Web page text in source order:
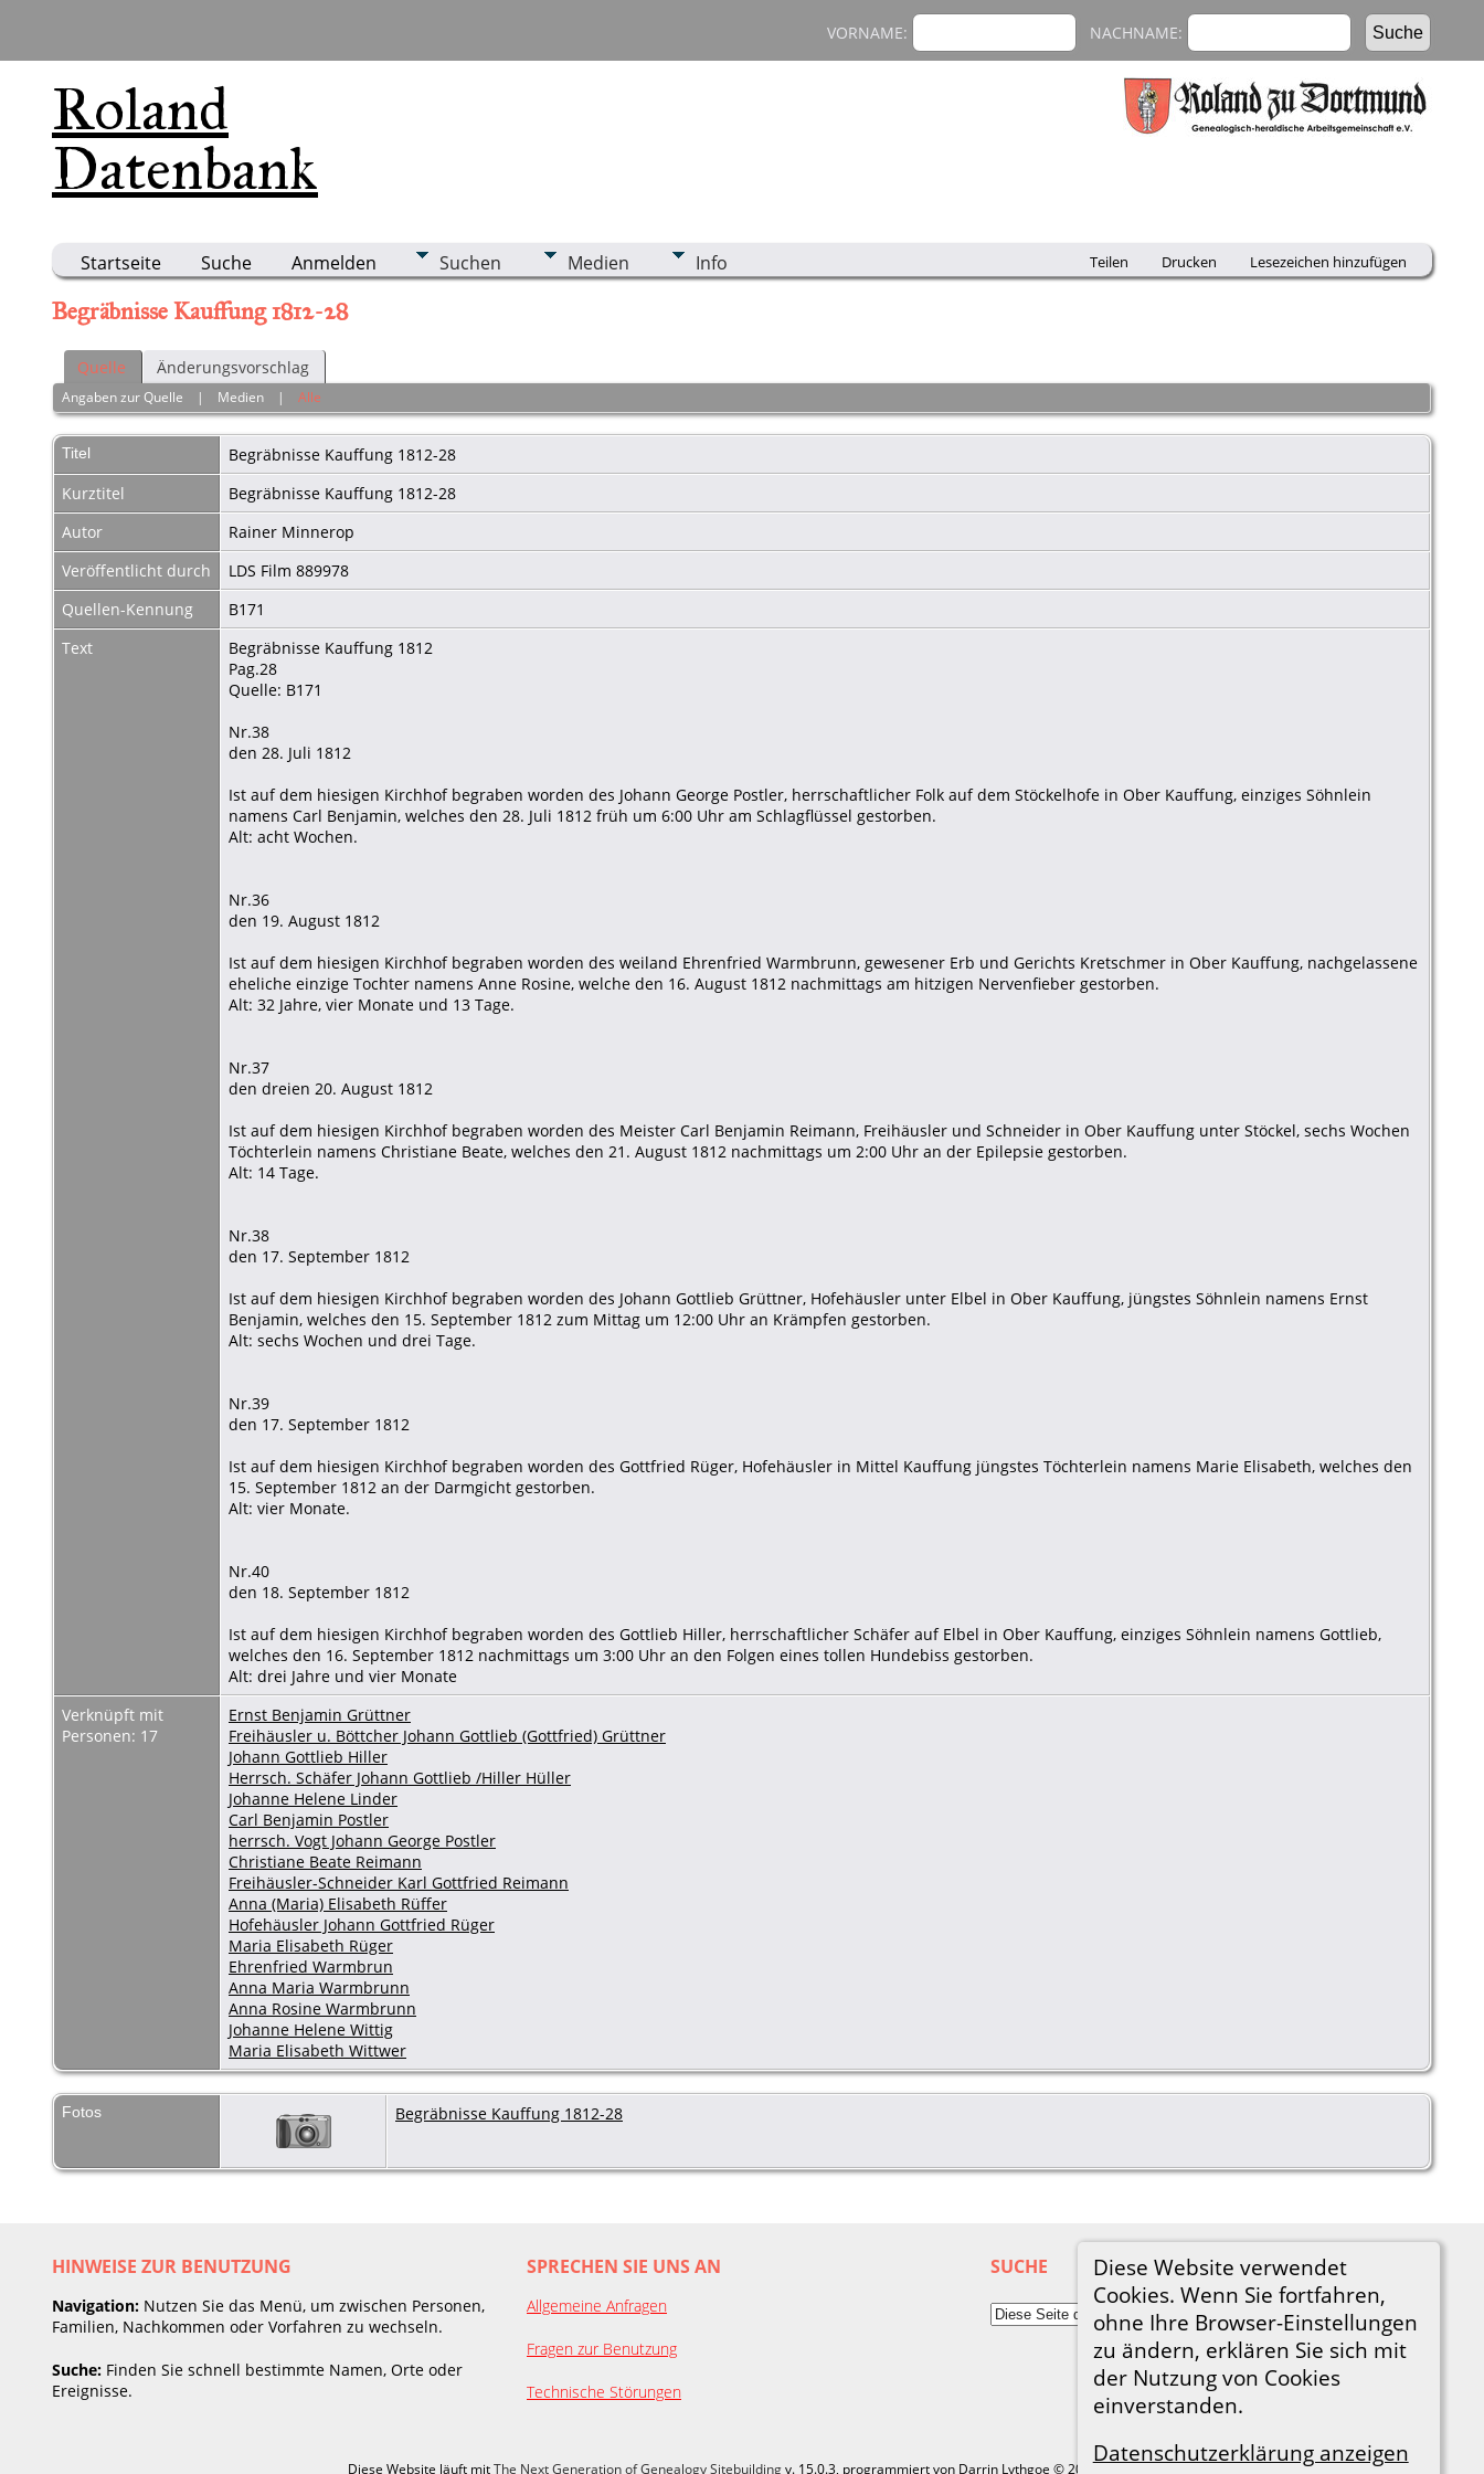
Roland
Datenbank
VORNAME: NACHNAME:
Startseite Suche Anmelden Suchen Medien Info Teilen Drucken Lesezeichen hinzufügen
Diese Website verwendet
Cookies. Wenn Sie fortfahren,
ohne Ihre Browser-Einstellungen
zu ändern, erklären Sie sich mit
der Nutzung von Cookies
einverstanden.
Datenschutzerklärung anzeigen
Begräbnisse Kauffung 1812-28
Quelle Änderungsvorschlag
Angaben zur Quelle | Medien |Alle
Titel
Begräbnisse Kauffung 1812-28
Kurztitel
Begräbnisse Kauffung 1812-28
Autor
Rainer Minnerop
Veröffentlicht durch
LDS Film 889978
Quellen-Kennung
B171
Text
Begräbnisse Kauffung 1812
Pag.28
Quelle: B171
Nr.38
den 28. Juli 1812
Ist auf dem hiesigen Kirchhof begraben worden des Johann George Postler, herrschaftlicher Folk auf dem Stöckelhofe in Ober Kauffung, einziges Söhnlein
namens Carl Benjamin, welches den 28. Juli 1812 früh um 6:00 Uhr am Schlagflüssel gestorben.
Alt: acht Wochen.
Nr.36
den 19. August 1812
Ist auf dem hiesigen Kirchhof begraben worden des weiland Ehrenfried Warmbrunn, gewesener Erb und Gerichts Kretschmer in Ober Kauffung, nachgelassene
eheliche einzige Tochter namens Anne Rosine, welche den 16. August 1812 nachmittags am hitzigen Nervenfieber gestorben.
Alt: 32 Jahre, vier Monate und 13 Tage.
Nr.37
den dreien 20. August 1812
Ist auf dem hiesigen Kirchhof begraben worden des Meister Carl Benjamin Reimann, Freihäusler und Schneider in Ober Kauffung unter Stöckel, sechs Wochen
Töchterlein namens Christiane Beate, welches den 21. August 1812 nachmittags um 2:00 Uhr an der Epilepsie gestorben.
Alt: 14 Tage.
Nr.38
den 17. September 1812
Ist auf dem hiesigen Kirchhof begraben worden des Johann Gottlieb Grüttner, Hofehäusler unter Elbel in Ober Kauffung, jüngstes Söhnlein namens Ernst
Benjamin, welches den 15. September 1812 zum Mittag um 12:00 Uhr an Krämpfen gestorben.
Alt: sechs Wochen und drei Tage.
Nr.39
den 17. September 1812
Ist auf dem hiesigen Kirchhof begraben worden des Gottfried Rüger, Hofehäusler in Mittel Kauffung jüngstes Töchterlein namens Marie Elisabeth, welches den
15. September 1812 an der Darmgicht gestorben.
Alt: vier Monate.
Nr.40
den 18. September 1812
Ist auf dem hiesigen Kirchhof begraben worden des Gottlieb Hiller, herrschaftlicher Schäfer auf Elbel in Ober Kauffung, einziges Söhnlein namens Gottlieb,
welches den 16. September 1812 nachmittags um 3:00 Uhr an den Folgen eines tollen Hundebiss gestorben.
Alt: drei Jahre und vier Monate
Verknüpft mit
Personen: 17
Ernst Benjamin Grüttner
Freihäusler u. Böttcher Johann Gottlieb (Gottfried) Grüttner
Johann Gottlieb Hiller
Herrsch. Schäfer Johann Gottlieb /Hiller Hüller
Johanne Helene Linder
Carl Benjamin Postler
herrsch. Vogt Johann George Postler
Christiane Beate Reimann
Freihäusler-Schneider Karl Gottfried Reimann
Anna (Maria) Elisabeth Rüffer
Hofehäusler Johann Gottfried Rüger
Maria Elisabeth Rüger
Ehrenfried Warmbrun
Anna Maria Warmbrunn
Anna Rosine Warmbrunn
Johanne Helene Wittig
Maria Elisabeth Wittwer
Fotos Begräbnisse Kauffung 1812-28
HINWEISE ZUR BENUTZUNG
Navigation: Nutzen Sie das Menü, um zwischen Personen,
Familien, Nachkommen oder Vorfahren zu wechseln.
Suche: Finden Sie schnell bestimmte Namen, Orte oder
Ereignisse.
SPRECHEN SIE UNS AN
Allgemeine Anfragen
Fragen zur Benutzung
Technische Störungen
SUCHE
Diese Website läuft mitThe Next Generation of Genealogy Sitebuildingv. 15.0.3, programmiert von Darrin Lythgoe © 2001-2026.